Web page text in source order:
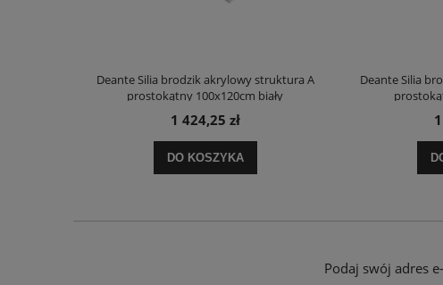
Deante Silia brodzik akrylowy struktura A
prostokątny 100x120cm biały
1 424,25 zł
DO KOSZYKA
Deante Silia
Podaj swój adres